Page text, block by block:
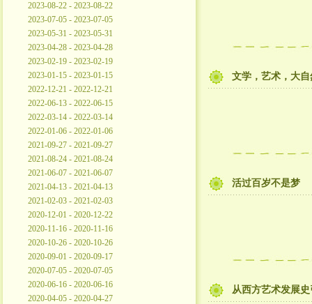
2023-08-22 - 2023-08-22
2023-07-05 - 2023-07-05
2023-05-31 - 2023-05-31
2023-04-28 - 2023-04-28
2023-02-19 - 2023-02-19
2023-01-15 - 2023-01-15
2022-12-21 - 2022-12-21
2022-06-13 - 2022-06-15
2022-03-14 - 2022-03-14
2022-01-06 - 2022-01-06
2021-09-27 - 2021-09-27
2021-08-24 - 2021-08-24
2021-06-07 - 2021-06-07
2021-04-13 - 2021-04-13
2021-02-03 - 2021-02-03
2020-12-01 - 2020-12-22
2020-11-16 - 2020-11-16
2020-10-26 - 2020-10-26
2020-09-01 - 2020-09-17
2020-07-05 - 2020-07-05
2020-06-16 - 2020-06-16
2020-04-05 - 2020-04-27
文学，艺术，大
活过百岁不是梦
从西方艺术发展